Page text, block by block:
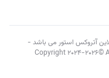
آتروکس استور می باشد -
Copyright 2024-2026©